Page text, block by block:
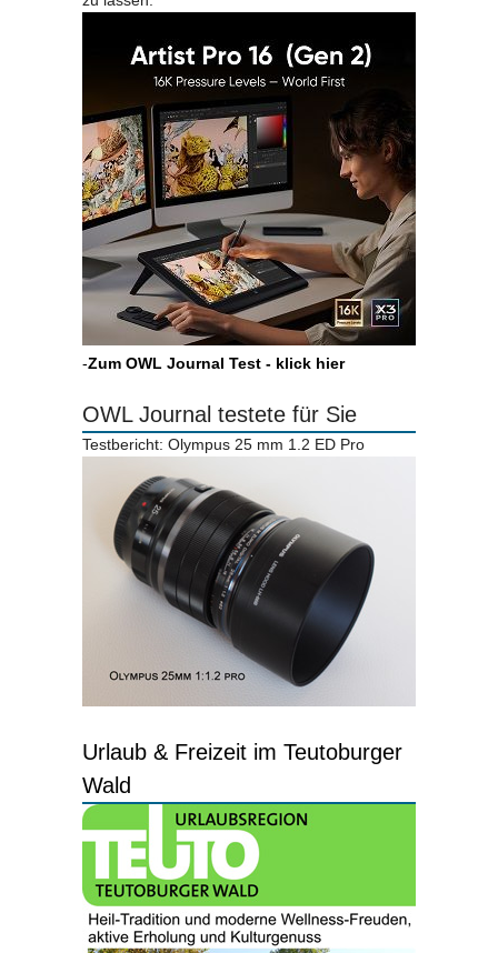
-Zum OWL Journal Test - klick hier
OWL Journal testete für Sie
Testbericht: Olympus 25 mm 1.2 ED Pro
Urlaub & Freizeit im Teutoburger
Wald